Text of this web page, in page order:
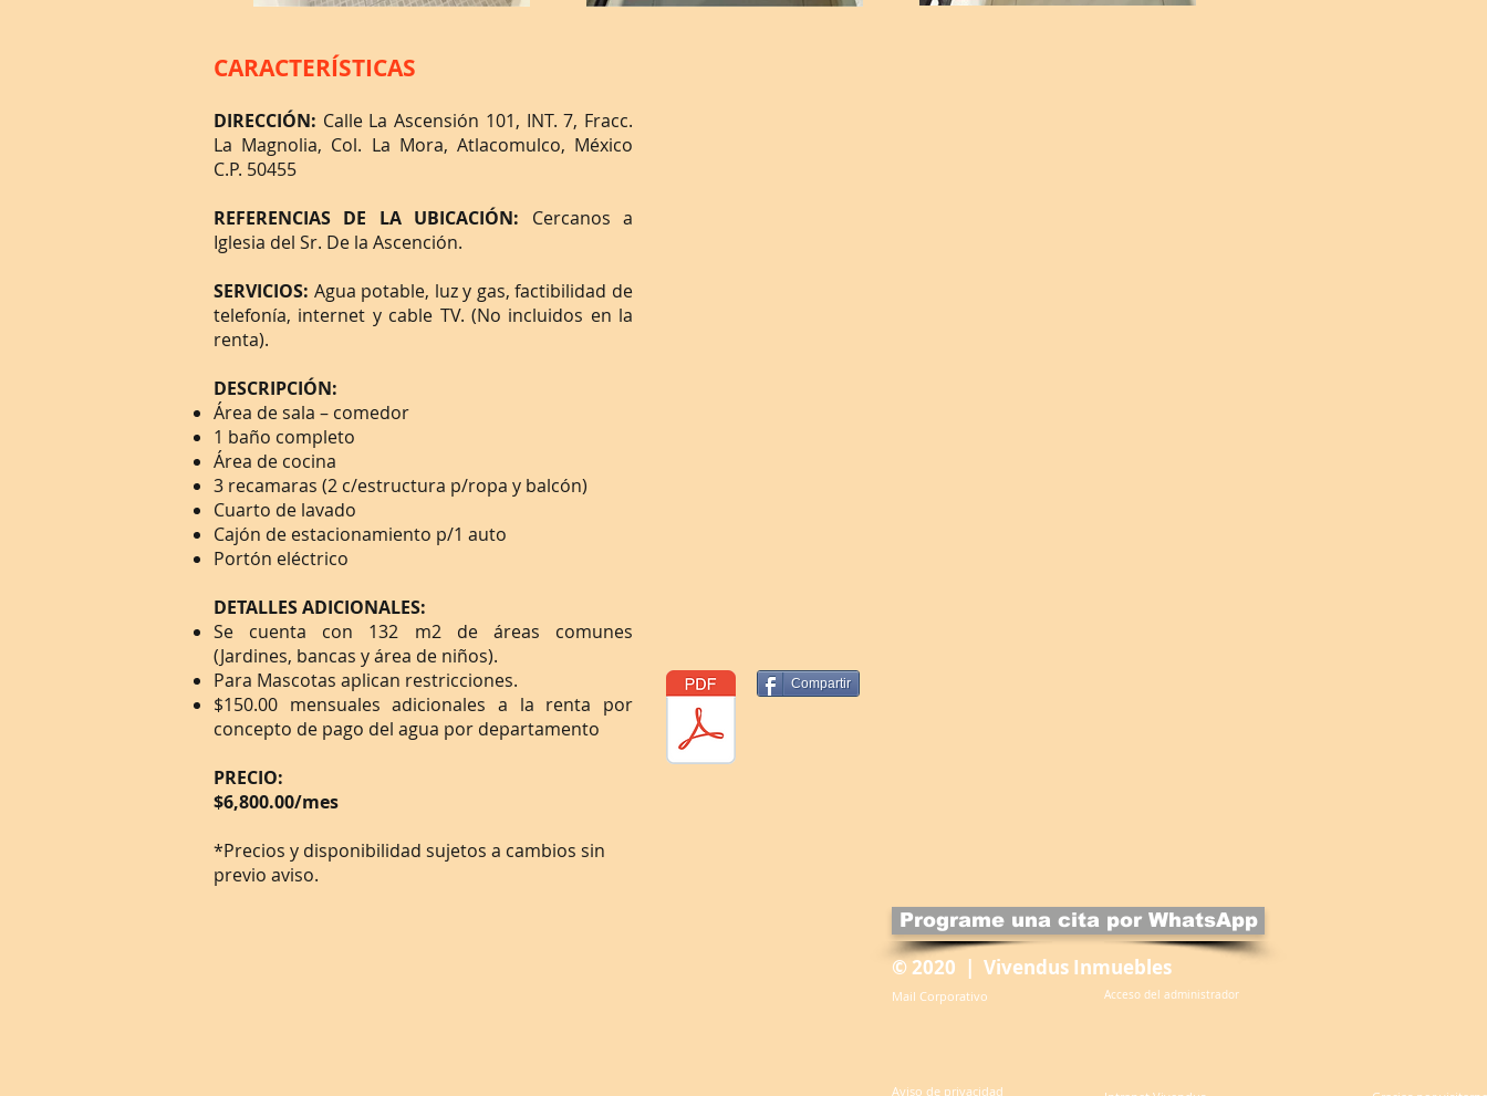
CARACTERÍSTICAS
DIRECCIÓN: Calle La Ascensión 101, INT. 7, Fracc.
La Magnolia, Col. La Mora, Atlacomulco, México
C.P. 50455
REFERENCIAS DE LA UBICACIÓN: Cercanos a
Iglesia del Sr. De la Ascención.
SERVICIOS: Agua potable, luz y gas, factibilidad de
telefonía, internet y cable TV. (No incluidos en la
renta).
DESCRIPCIÓN:
Área de sala – comedor
1 baño completo
Área de cocina
3 recamaras (2 c/estructura p/ropa y balcón)
Cuarto de lavado
Cajón de estacionamiento p/1 auto
Portón eléctrico
DETALLES ADICIONALES:
Se cuenta con 132 m2 de áreas comunes
(Jardines, bancas y área de niños).
Para Mascotas aplican restricciones.
$150.00 mensuales adicionales a la renta por
concepto de pago del agua por departamento
PRECIO:
$6,800.00/mes
*Precios y disponibilidad sujetos a cambios sin
previo aviso.
Compartir
Programe una cita por WhatsApp
© 2020 | Vivendus Inmuebles
Mail Corporativo Acceso del administrador
Aviso de privacidad